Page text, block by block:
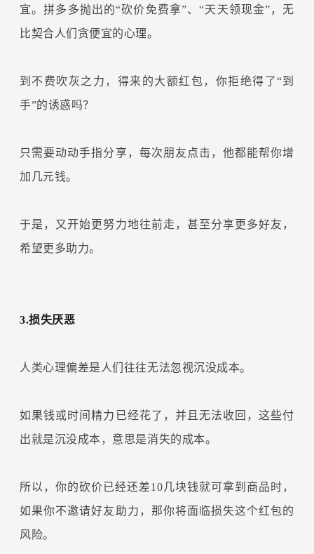
宜。拼多多抛出的“砍价免费拿”、“天天领现金”，无
比契合人们贪便宜的心理。
到不费吹灰之力，得来的大额红包，你拒绝得了“到
手”的诱惑吗？
只需要动动手指分享，每次朋友点击，他都能帮你增
加几元钱。
于是，又开始更努力地往前走，甚至分享更多好友，
希望更多助力。
3.损失厌恶
人类心理偏差是人们往往无法忽视沉没成本。
如果钱或时间精力已经花了，并且无法收回，这些付
出就是沉没成本，意思是消失的成本。
所以，你的砍价已经还差10几块钱就可拿到商品时，
如果你不邀请好友助力，那你将面临损失这个红包的
风险。